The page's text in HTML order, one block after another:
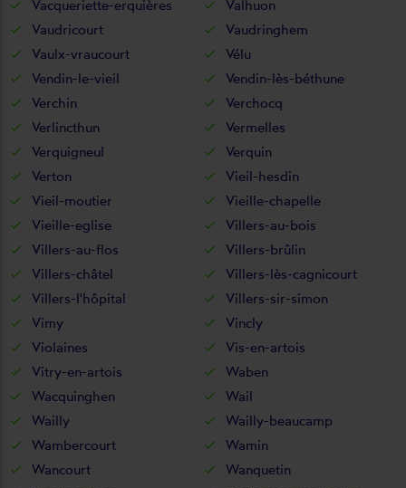
Vacqueriette-erquières
Valhuon
Vaudricourt
Vaudringhem
Vaulx-vraucourt
Vélu
Vendin-le-vieil
Vendin-lès-béthune
Verchin
Verchocq
Verlincthun
Vermelles
Verquigneul
Verquin
Verton
Vieil-hesdin
Vieil-moutier
Vieille-chapelle
Vieille-eglise
Villers-au-bois
Villers-au-flos
Villers-brûlin
Villers-châtel
Villers-lès-cagnicourt
Villers-l'hôpital
Villers-sir-simon
Vimy
Vincly
Violaines
Vis-en-artois
Vitry-en-artois
Waben
Wacquinghen
Wail
Wailly
Wailly-beaucamp
Wambercourt
Wamin
Wancourt
Wanquetin